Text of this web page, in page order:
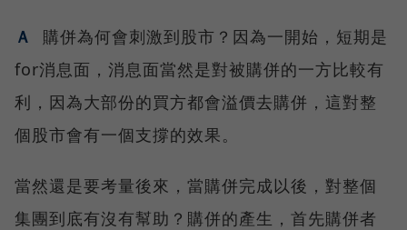
Ａ
購併為何會刺激到股市？因為一開始，短期是
for消息面，消息面當然是對被購併的一方比較有
利，因為大部份的買方都會溢價去購併，這對整
個股市會有一個支撐的效果。
當然還是要考量後來，當購併完成以後，對整個
集團到底有沒有幫助？購併的產生，首先購併者